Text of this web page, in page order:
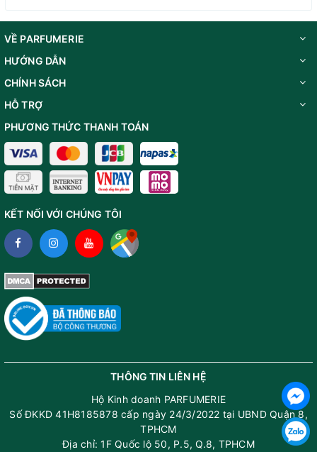
VỀ PARFUMERIE
HƯỚNG DẪN
CHÍNH SÁCH
HỖ TRỢ
PHƯƠNG THỨC THANH TOÁN
KẾT NỐI VỚI CHÚNG TÔI
THÔNG TIN LIÊN HỆ
Hộ Kinh doanh PARFUMERIE
Số ĐKKD 41H8185878 cấp ngày 24/3/2022 tại UBND Quận 8,
TPHCM
Địa chỉ: 1F Quốc lộ 50, P.5, Q.8, TPHCM